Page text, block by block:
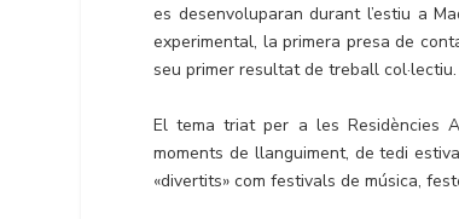
es desenvoluparan durant l’estiu a
experimental, la primera presa de
seu primer resultat de treball col·lectiu.
El tema triat per a les Residències
moments de llanguiment, de tedi
«divertits» com festivals de música,